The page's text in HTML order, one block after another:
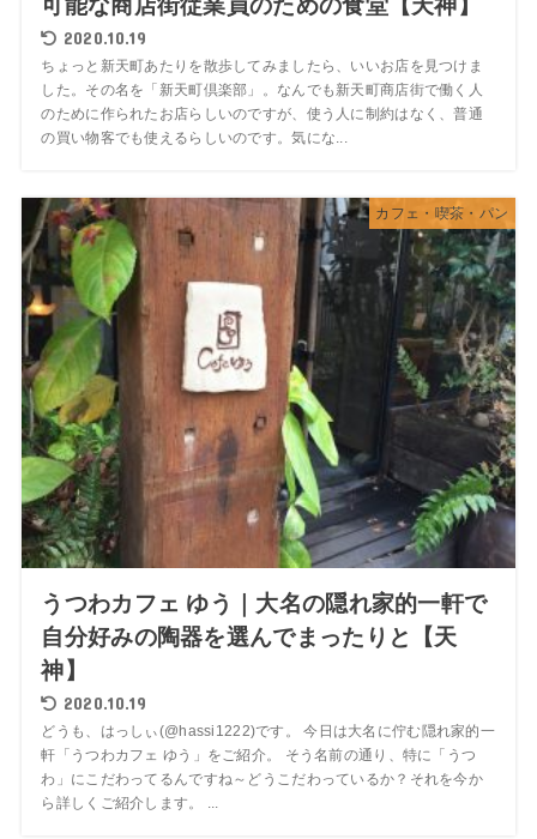
可能な商店街従業員のための食堂【天神】
2020.10.19
ちょっと新天町あたりを散歩してみましたら、いいお店を見つけま
した。その名を「新天町倶楽部」。なんでも新天町商店街で働く人
のために作られたお店らしいのですが、使う人に制約はなく、普通
の買い物客でも使えるらしいのです。気にな...
カフェ・喫茶・パン
うつわカフェ ゆう｜大名の隠れ家的一軒で
自分好みの陶器を選んでまったりと【天
神】
2020.10.19
どうも、はっしぃ(@hassi1222)です。 今日は大名に佇む隠れ家的一
軒「うつわカフェ ゆう」をご紹介。 そう名前の通り、特に「うつ
わ」にこだわってるんですね～どうこだわっているか？それを今か
ら詳しくご紹介します。 ...